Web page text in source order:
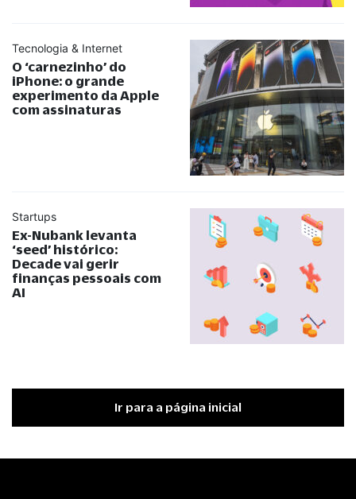
Tecnologia & Internet
O ‘carnezinho’ do
iPhone: o grande
experimento da Apple
com assinaturas
Startups
Ex-Nubank levanta
‘seed’ histórico:
Decade vai gerir
finanças pessoais com
AI
Ir para a página inicial